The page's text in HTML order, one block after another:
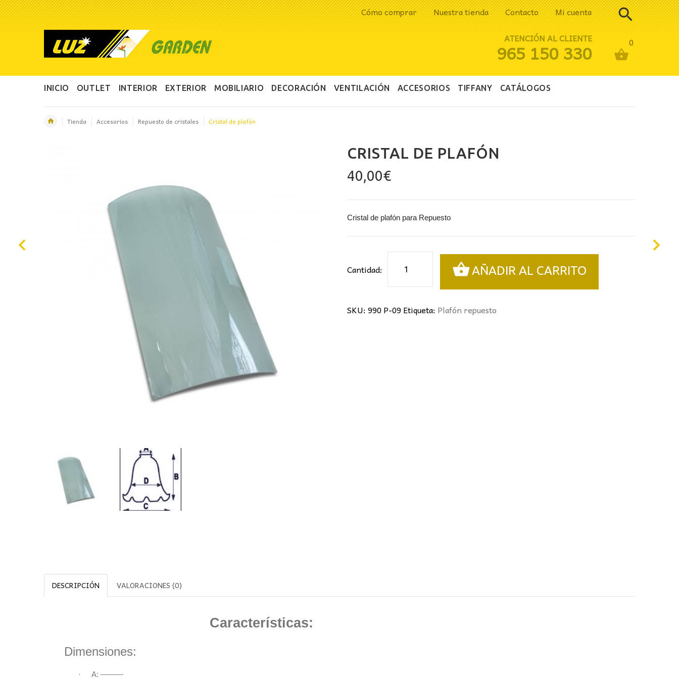
Cómo comprar Nuestra tienda Contacto Mi cuenta
0
ATENCIÓN AL CLIENTE
965 150 330
INICIO OUTLET INTERIOR EXTERIOR MOBILIARIO DECORACIÓN VENTILACIÓN ACCESORIOS TIFFANY CATÁLOGOS
Tienda Accesorios Repuesto de cristales Cristal de plafón
CRISTAL DE PLAFÓN
40,00€
Cristal de plafón para Repuesto
Cantidad:
plafón
AÑADIR AL CARRITO
SKU: 990 P-09 Etiqueta: Plafón repuesto
DESCRIPCIÓN VALORACIONES (0)
Características:
Dimensiones:
· A: ———